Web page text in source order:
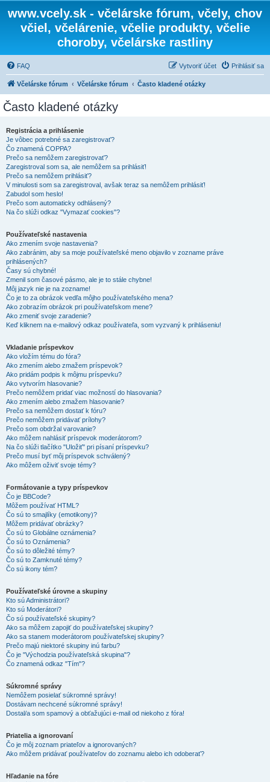
www.vcely.sk - včelárske fórum, včely, chov
včiel, včelárenie, včelie produkty, včelie
choroby, včelárske rastliny
FAQ Prihlásiť sa
Vytvoriť účet
Včelárske fórum Včelárske fórum Často kladené otázky
Často kladené otázky
Registrácia a prihlásenie
Je vôbec potrebné sa zaregistrovať?
Čo znamená COPPA?
Prečo sa nemôžem zaregistrovať?
Zaregistroval som sa, ale nemôžem sa prihlásiť!
Prečo sa nemôžem prihlásiť?
V minulosti som sa zaregistroval, avšak teraz sa nemôžem prihlásiť!
Zabudol som heslo!
Prečo som automaticky odhlásený?
Na čo slúži odkaz "Vymazať cookies"?
Používateľské nastavenia
Ako zmením svoje nastavenia?
Ako zabránim, aby sa moje používateľské meno objavilo v zozname práve
prihlásených?
Časy sú chybné!
Zmenil som časové pásmo, ale je to stále chybne!
Môj jazyk nie je na zozname!
Čo je to za obrázok vedľa môjho používateľského mena?
Ako zobrazím obrázok pri používateľskom mene?
Ako zmeniť svoje zaradenie?
Keď kliknem na e-mailový odkaz používateľa, som vyzvaný k prihláseniu!
Vkladanie príspevkov
Ako vložím tému do fóra?
Ako zmením alebo zmažem príspevok?
Ako pridám podpis k môjmu príspevku?
Ako vytvorím hlasovanie?
Prečo nemôžem pridať viac možností do hlasovania?
Ako zmením alebo zmažem hlasovanie?
Prečo sa nemôžem dostať k fóru?
Prečo nemôžem pridávať prílohy?
Prečo som obdržal varovanie?
Ako môžem nahlásiť príspevok moderátorom?
Na čo slúži tlačítko "Uložiť" pri písaní príspevku?
Prečo musí byť môj príspevok schválený?
Ako môžem oživiť svoje témy?
Formátovanie a typy príspevkov
Čo je BBCode?
Môžem používať HTML?
Čo sú to smajlíky (emotikony)?
Môžem pridávať obrázky?
Čo sú to Globálne oznámenia?
Čo sú to Oznámenia?
Čo sú to dôležité témy?
Čo sú to Zamknuté témy?
Čo sú ikony tém?
Používateľské úrovne a skupiny
Kto sú Administrátori?
Kto sú Moderátori?
Čo sú používateľské skupiny?
Ako sa môžem zapojiť do používateľskej skupiny?
Ako sa stanem moderátorom používateľskej skupiny?
Prečo majú niektoré skupiny inú farbu?
Čo je "Východzia používateľská skupina"?
Čo znamená odkaz "Tím"?
Súkromné správy
Nemôžem posielať súkromné správy!
Dostávam nechcené súkromné správy!
Dostal/a som spamový a obťažujúci e-mail od niekoho z fóra!
Priatelia a ignorovaní
Čo je môj zoznam priateľov a ignorovaných?
Ako môžem pridávať používateľov do zoznamu alebo ich odoberať?
Hľadanie na fóre